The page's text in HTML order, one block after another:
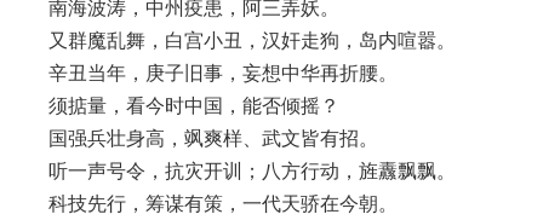
南海波涛，中州疫患，阿三弄妖。
又群魔乱舞，白宫小丑，汉奸走狗，岛内喧嚣。
辛丑当年，庚子旧事，妄想中华再折腰。
须掂量，看今时中国，能否倾摇？
国强兵壮身高，飒爽样、武文皆有招。
听一声号令，抗灾开训；八方行动，旌纛飘飘。
科技先行，筹谋有策，一代天骄在今朝。